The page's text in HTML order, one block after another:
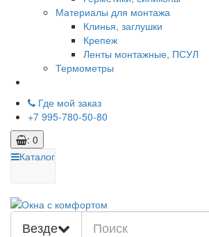
Материалы для монтажа
Клинья, заглушки
Крепеж
Ленты монтажные, ПСУЛ
Термометры
Где мой заказ
+7 995-780-50-80
: 0
Каталог
Везде